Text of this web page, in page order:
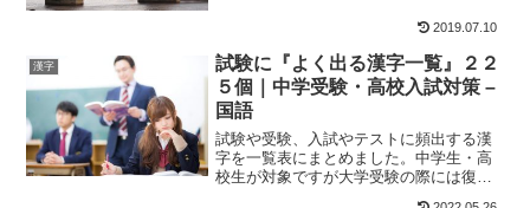
ことと、当て字のような漢字のため読み
こでは、186カ国の国名漢字を紹介してい
きます。
2019.07.10
漢字
試験に『よく出る漢字一覧』２２
５個｜中学受験・高校入試対策 –
国語
試験や受験、入試やテストに頻出する漢
字を一覧表にまとめました。中学生・高
校生が対象ですが大学受験の際には復習